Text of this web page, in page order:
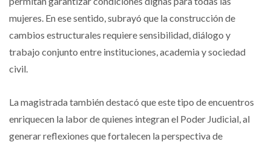
mujeres. En ese sentido, subrayó que la construcción de
cambios estructurales requiere sensibilidad, diálogo y
trabajo conjunto entre instituciones, academia y sociedad
civil.
La magistrada también destacó que este tipo de encuentros
enriquecen la labor de quienes integran el Poder Judicial, al
generar reflexiones que fortalecen la perspectiva de